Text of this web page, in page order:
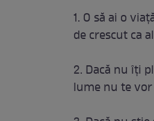
1. O să ai o
de crescut ca
2. Dacă nu îţi
lume nu te